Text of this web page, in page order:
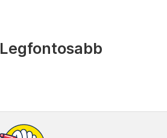
Legfontosabb